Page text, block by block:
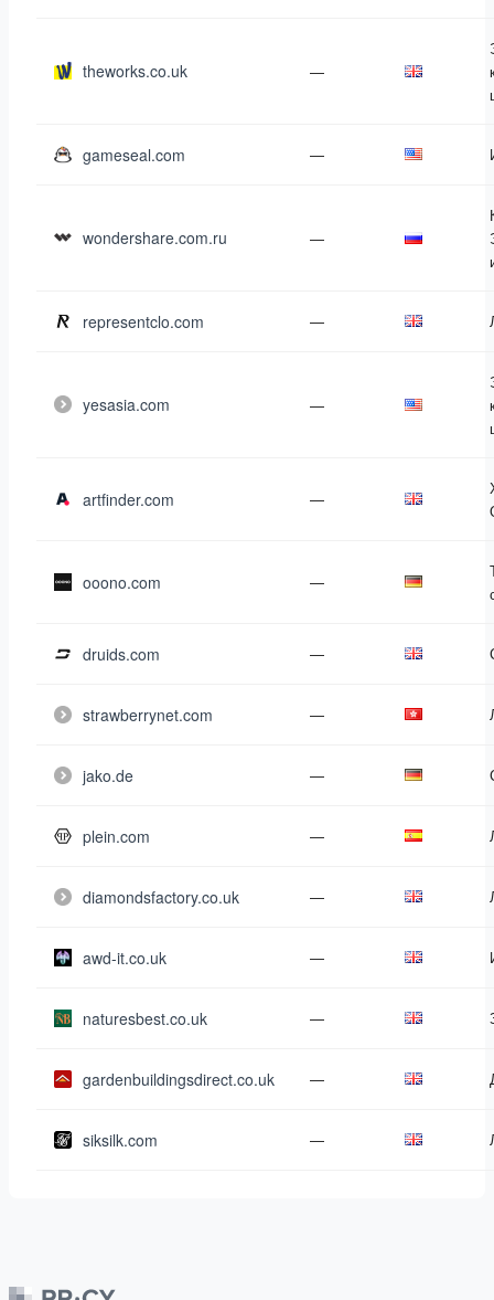
theworks.co.uk —
gameseal.com —
wondershare.com.ru —
representclo.com —
yesasia.com —
artfinder.com —
ooono.com —
druids.com —
strawberrynet.com —
jako.de —
plein.com —
diamondsfactory.co.uk —
awd-it.co.uk —
naturesbest.co.uk —
gardenbuildingsdirect.co.uk —
siksilk.com —